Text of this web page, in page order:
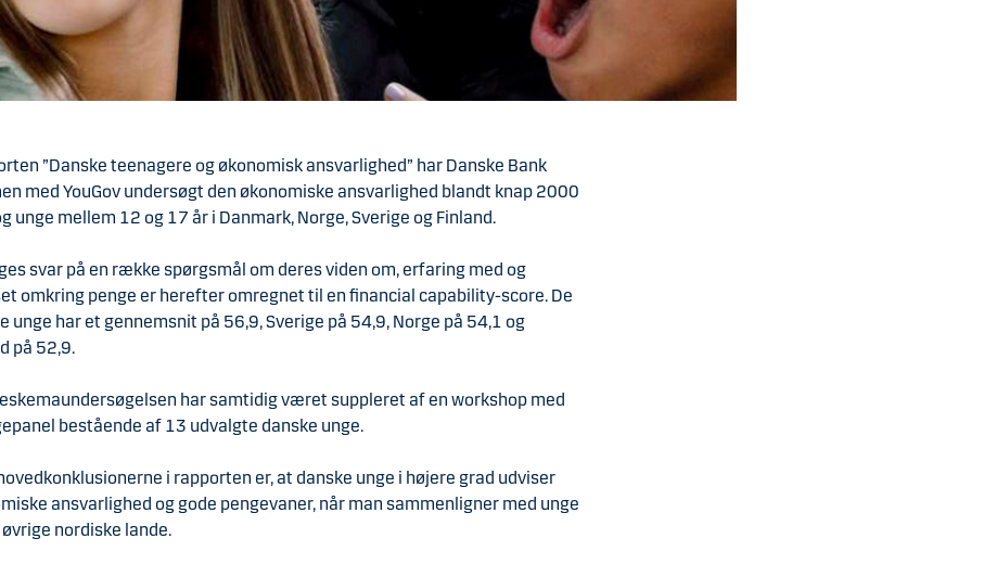
”Danske teenagere og økonomisk ansvarlighed” har Danske Bank
med YouGov undersøgt den økonomiske ansvarlighed blandt knap 2000
unge mellem 12 og 17 år i Danmark, Norge, Sverige og Finland.
svar på en række spørgsmål om deres viden om, erfaring med og
omkring penge er herefter omregnet til en financial capability-score. De
unge har et gennemsnit på 56,9, Sverige på 54,9, Norge på 54,1 og
på 52,9.
har samtidig været suppleret af en workshop med
bestående af 13 udvalgte danske unge.
i rapporten er, at danske unge i højere grad udviser
ansvarlighed og gode pengevaner, når man sammenligner med unge
nordiske lande.